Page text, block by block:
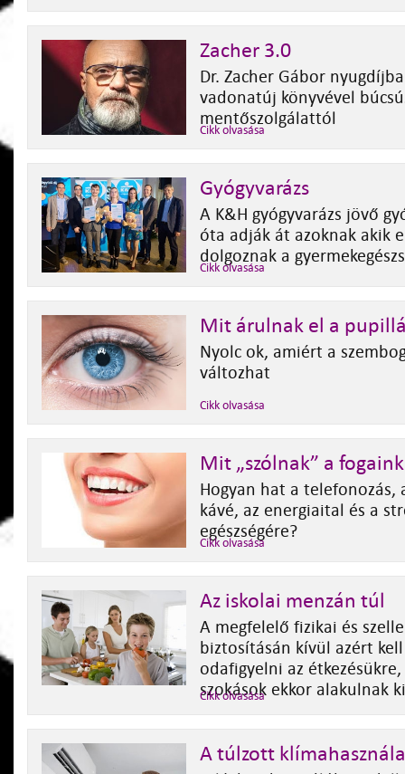
Zacher 3.0
Dr. Zacher Gábor
vadonatúj könyvével
mentőszolgálattól
Cikk olvasása
Gyógyvarázs
A K&H gyógyvarázs jövő
óta adják át azoknak akik
dolgoznak a
Cikk olvasása
Mit árulnak el a
Nyolc ok, amiért a
változhat
Cikk olvasása
Mit „szólnak” a
Hogyan hat a telefonozás,
kávé, az energiaital és a
egészségére?
Cikk olvasása
Az iskolai menzán túl
A megfelelő fizikai és
biztosításán kívül azért
odafigyelni az
szokások ekkor alakulnak ki
Cikk olvasása
A túlzott